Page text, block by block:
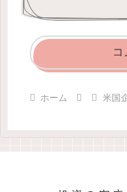
コ
ホーム 米国